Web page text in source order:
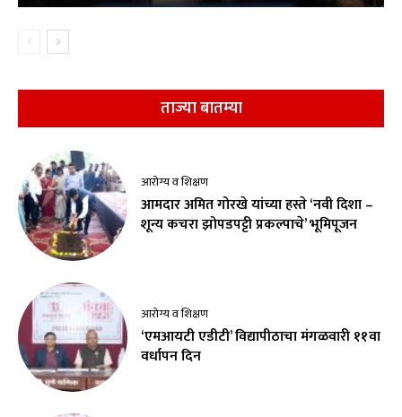
ताज्या बातम्या
आरोग्य व शिक्षण
आमदार अमित गोरखे यांच्या हस्ते ‘नवी दिशा –
शून्य कचरा झोपडपट्टी प्रकल्पाचे’ भूमिपूजन
आरोग्य व शिक्षण
‘एमआयटी एडीटी’ विद्यापीठाचा मंगळवारी ११वा
वर्धापन दिन